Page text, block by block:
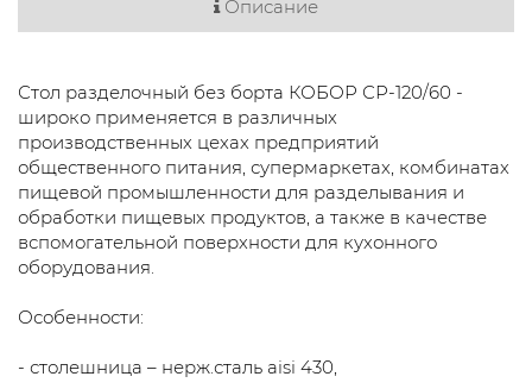
Описание
Стол разделочный без борта КОБОР СР-120/60 -
широко применяется в различных
производственных цехах предприятий
общественного питания, супермаркетах, комбинатах
пищевой промышленности для разделывания и
обработки пищевых продуктов, а также в качестве
вспомогательной поверхности для кухонного
оборудования.
Особенности:
- столешница – нерж.сталь aisi 430,